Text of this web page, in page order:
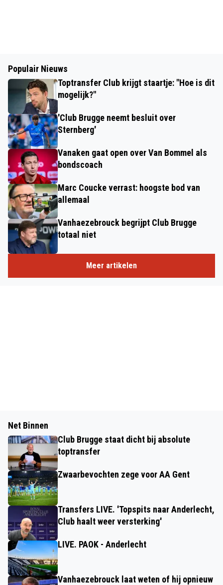
Populair Nieuws
Toptransfer Club krijgt staartje: "Hoe is dit
mogelijk?"
'Club Brugge neemt besluit over
Sternberg'
Vanaken gaat open over Van Bommel als
bondscoach
Marc Coucke verrast: hoogste bod van
allemaal
Vanhaezebrouck begrijpt Club Brugge
totaal niet
Meer artikelen
Net Binnen
Club Brugge staat dicht bij absolute
toptransfer
Zwaarbevochten zege voor AA Gent
Transfers LIVE. 'Topspits naar Anderlecht,
Club haalt weer versterking'
LIVE. PAOK - Anderlecht
Vanhaezebrouck laat weten of hij opnieuw